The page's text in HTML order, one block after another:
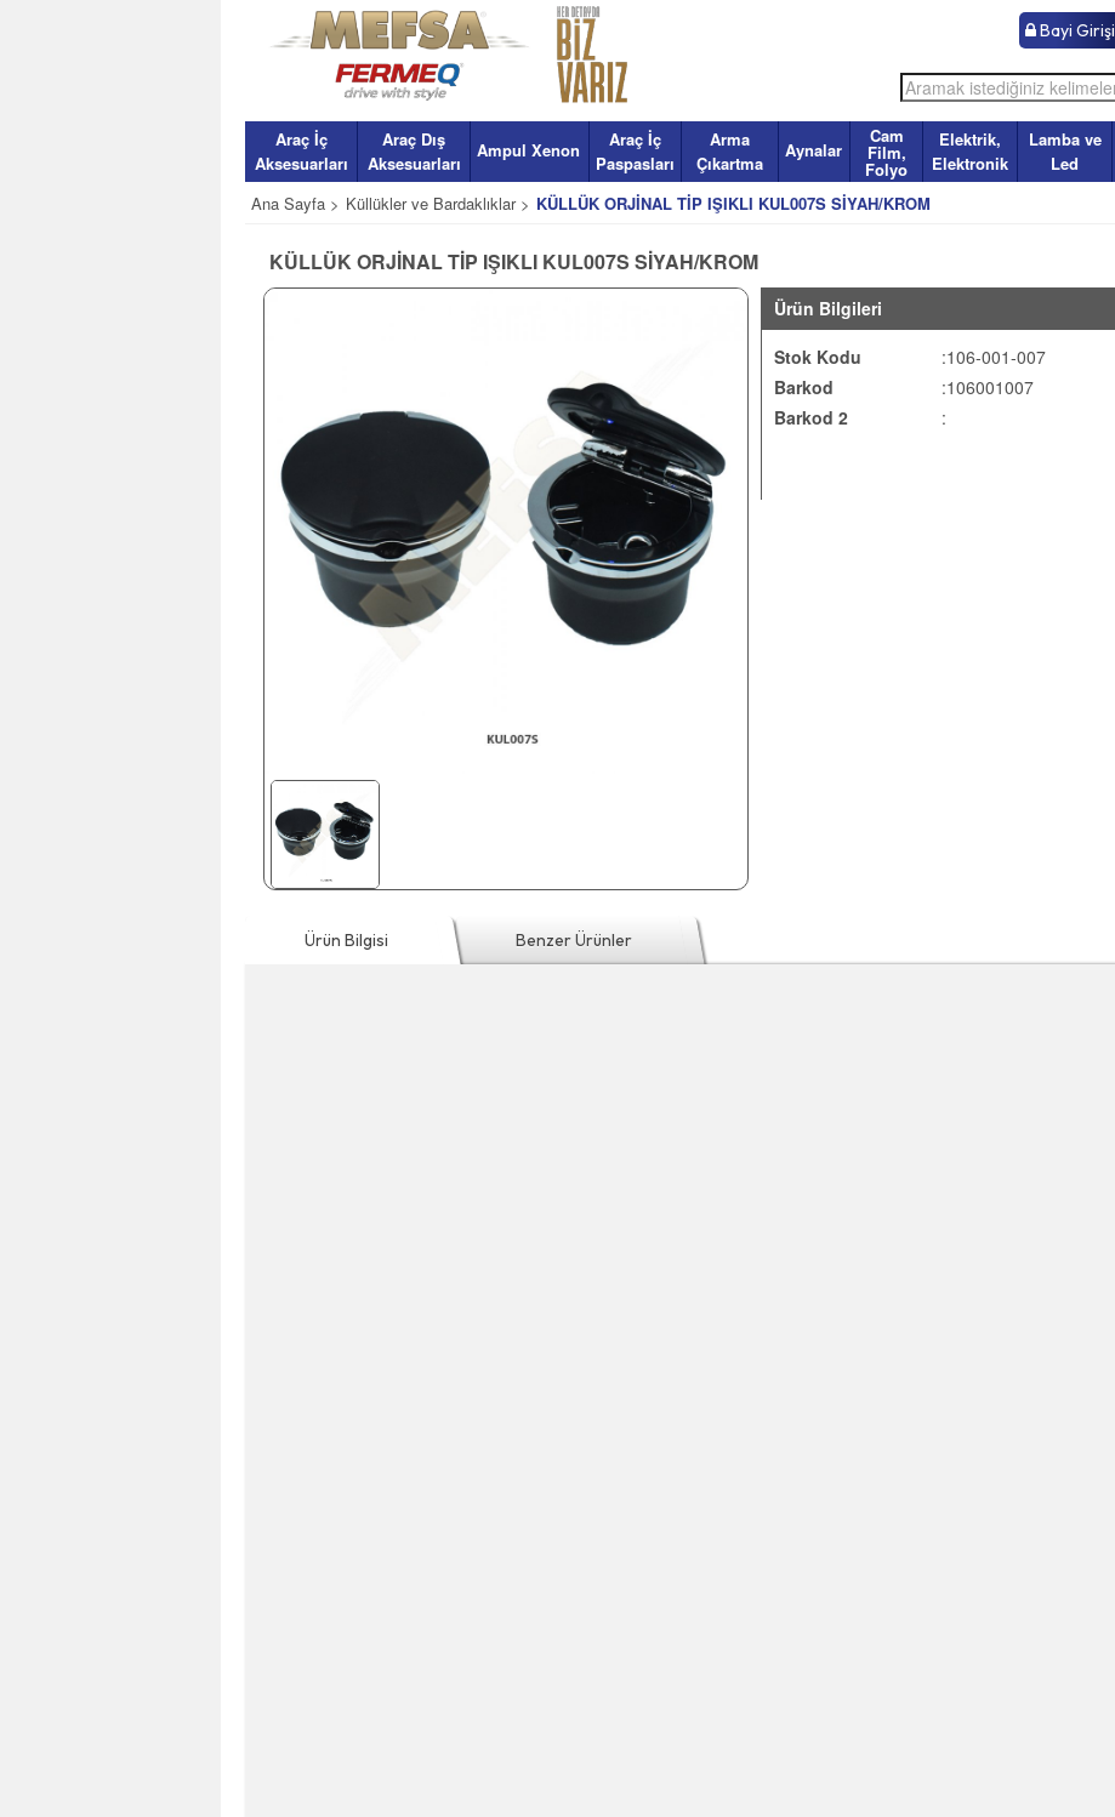
Bayi Girişi
Araç İç
Aksesuarları
Araç Dış
Aksesuarları
Ampul Xenon
Araç İç
Paspasları
Arma
Çıkartma
Aynalar
Cam
Film,
Folyo
Elektrik,
Elektronik
Lamba ve
Led
Ana Sayfa > Küllükler ve Bardaklıklar > KÜLLÜK ORJİNAL TİP IŞIKLI KUL007S SİYAH/KROM
KÜLLÜK ORJİNAL TİP IŞIKLI KUL007S SİYAH/KROM
Ürün Bilgileri
Stok Kodu
Barkod
Barkod 2
:106-001-007
:106001007
:
Ürün Bilgisi Benzer Ürünler